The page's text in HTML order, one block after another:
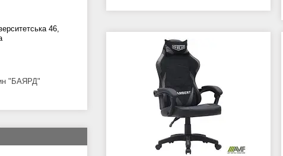
46,
"БАЯРД"